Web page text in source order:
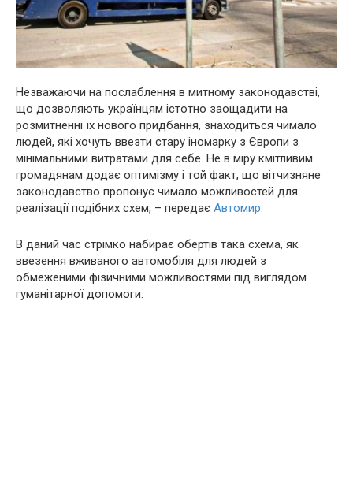
Незважаючи на послаблення в митному законодавстві,
що дозволяють українцям істотно заощадити на
розмитненні їх нового придбання, знаходиться чимало
людей, які хочуть ввезти стару іномарку з Європи з
мінімальними витратами для себе. Не в міру кмітливим
громадянам додає оптимізму і той факт, що вітчизняне
законодавство пропонує чимало можливостей для
реалізації подібних схем, – передає Автомир.
В даний час стрімко набирає обертів така схема, як
ввезення вживаного автомобіля для людей з
обмеженими фізичними можливостями під виглядом
гуманітарної допомоги.